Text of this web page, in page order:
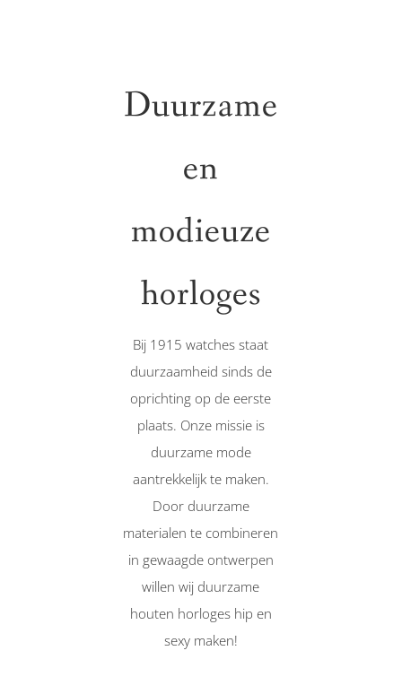
Duurzame
en
modieuze
horloges
Bij 1915 watches staat
duurzaamheid sinds de
oprichting op de eerste
plaats. Onze missie is
duurzame mode
aantrekkelijk te maken.
Door duurzame
materialen te combineren
in gewaagde ontwerpen
willen wij duurzame
houten horloges hip en
sexy maken!